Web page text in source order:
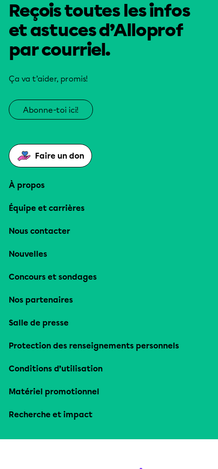
Reçois toutes les infos
et astuces d’Alloprof
par courriel.
Ça va t’aider, promis!
Abonne-toi ici!
Faire un don
À propos
Équipe et carrières
Nous contacter
Nouvelles
Concours et sondages
Nos partenaires
Salle de presse
Protection des renseignements personnels
Conditions d’utilisation
Matériel promotionnel
Recherche et impact